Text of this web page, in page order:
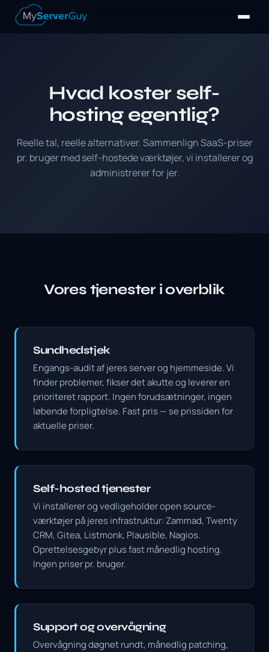
Hvad koster self-
hosting egentlig?
Reelle tal, reelle alternativer. Sammenlign SaaS-priser
pr. bruger med self-hostede værktøjer, vi installerer og
administrerer for jer.
Vores tjenester i overblik
Sundhedstjek
Engangs-audit af jeres server og hjemmeside. Vi
finder problemer, fikser det akutte og leverer en
prioriteret rapport. Ingen forudsætninger, ingen
løbende forpligtelse. Fast pris — se prissiden for
aktuelle priser.
Self-hosted tjenester
Vi installerer og vedligeholder open source-
værktøjer på jeres infrastruktur: Zammad, Twenty
CRM, Gitea, Listmonk, Plausible, Nagios.
Oprettelsesgebyr plus fast månedlig hosting.
Ingen priser pr. bruger.
Support og overvågning
Overvågning døgnet rundt, månedlig patching,